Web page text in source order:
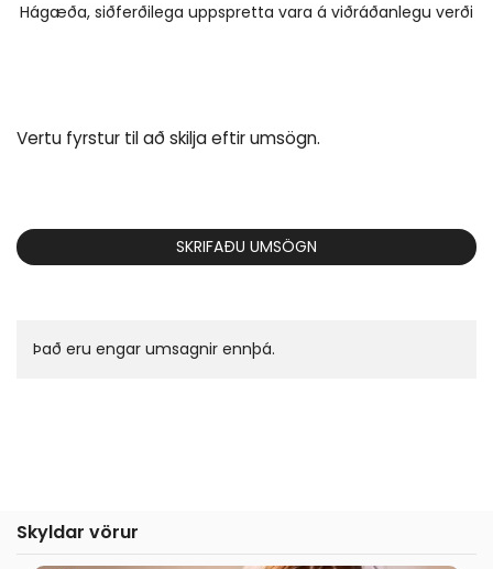
Hágæða, siðferðilega uppspretta vara á viðráðanlegu verði
Vertu fyrstur til að skilja eftir umsögn.
SKRIFAÐU UMSÖGN
Það eru engar umsagnir ennþá.
Skyldar vörur